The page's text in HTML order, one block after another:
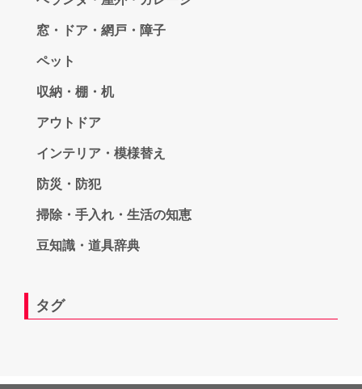
窓・ドア・網戸・障子
ペット
収納・棚・机
アウトドア
インテリア・模様替え
防災・防犯
掃除・手入れ・生活の知恵
豆知識・道具辞典
タグ